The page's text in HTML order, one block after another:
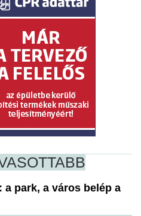
a park, a város belép a